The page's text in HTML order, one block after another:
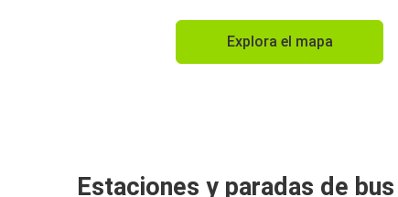
Explora el mapa
Estaciones y paradas de